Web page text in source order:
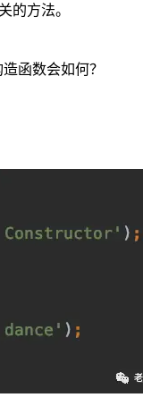
的方法。
函数会如何？